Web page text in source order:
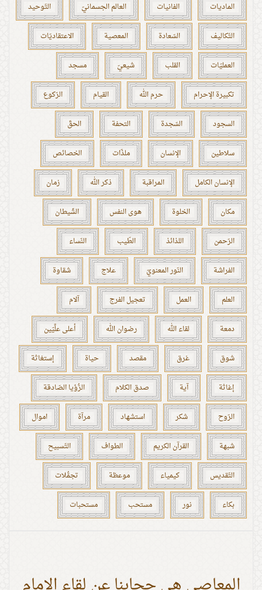
الماديات الفانيات العالم الجسمانيّ التّوحيد
التّكاليف السّعادة المعصية الاعتقاديّات
العمليّات القلب شيعيّ مسجد
تكبيرة الإحرام حرم الله القيام الرّكوع
السجود السّجدة التحفة الحقّ
سلاطين الإنسان ملذّات الخصائص
الإنسان الكامل المراقبة ذكر الله زمان
مكان الخلوة هوى النفس الشّيطان
الرّحمن اللذائذ الطّيب النّساء
الفراشة النّور المعنويّ علاج شقاوة
العلم العمل تعجيل الفرج آلام
دمعة لقاء الله رضوان الله أعلى علِّيّين
شوق غرق مقصد حياة إستغاثة
إغاثة آية صدق الكلام الرُّؤيا الصّادقة
الرّوح شكر استشهاد مرآة اموال
شبهة القرآن الكريم الطواف التّسبيح
التّقديس كيمياء موعظة تجمُّلات
بكاء نور مستحب مستحبات